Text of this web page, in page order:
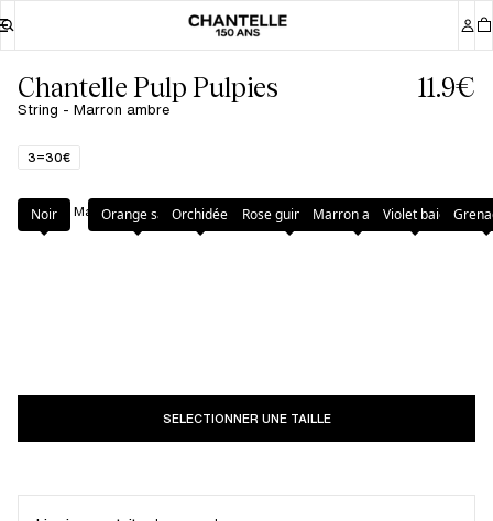
Chantelle Pulp Pulpies
String - Marron ambre
11.9€
3=30€
Couleur Marron ambre
Noir Orange sariOrchidée Rose guimauveMarron ambreViolet baie
SELECTIONNER UNE TAILLE